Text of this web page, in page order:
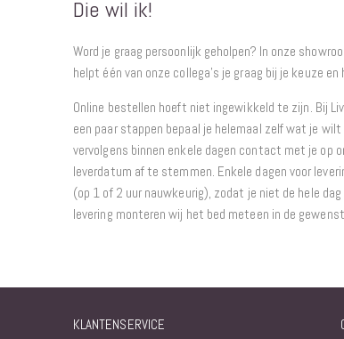
Die wil ik!
Word je graag persoonlijk geholpen? In onze
helpt één van onze collega’s je graag bij je keuze
Online bestellen hoeft niet ingewikkeld te zijn. Bij
een paar stappen bepaal je helemaal zelf wat je
vervolgens binnen enkele dagen contact met je op
leverdatum af te stemmen. Enkele dagen voor
(op 1 of 2 uur nauwkeurig), zodat je niet de hele
levering monteren wij het bed meteen in de
KLANTENSERVICE